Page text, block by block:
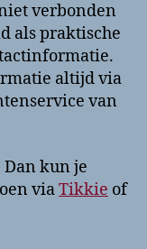
verbonden
als praktische
altijd via
van
Dan kun je
viaTikkie of